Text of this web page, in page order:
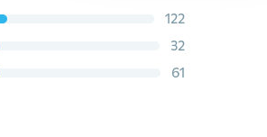
122
32
61